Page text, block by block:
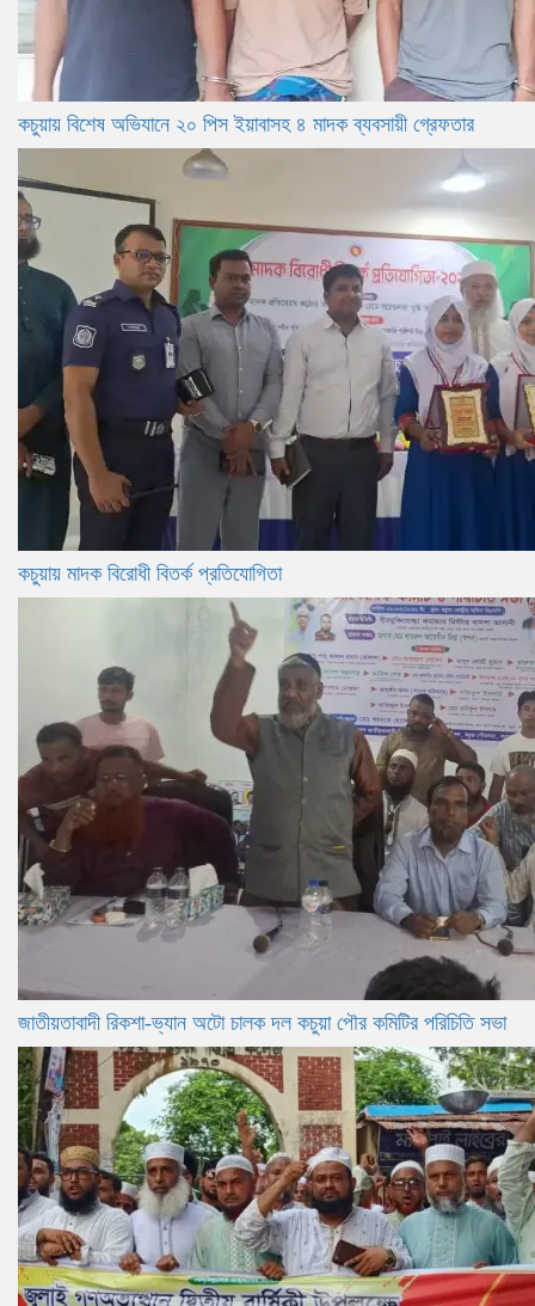
কচুয়ায় বিশেষ অভিযানে ২০ পিস ইয়াবাসহ ৪ মাদক ব্যবসায়ী গ্রেফতার
কচুয়ায় মাদক বিরোধী বিতর্ক প্রতিযোগিতা
জাতীয়তাবাদী রিকশা-ভ্যান অটো চালক দল কচুয়া পৌর কমিটির পরিচিতি সভা